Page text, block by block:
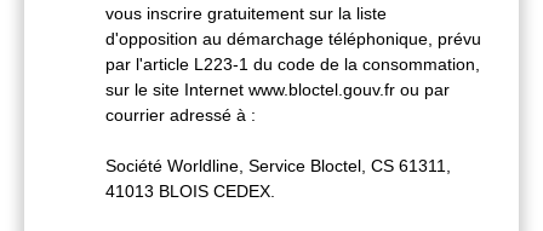
vous inscrire gratuitement sur la liste
d'opposition au démarchage téléphonique, prévu
par l'article L223-1 du code de la consommation,
sur le site Internet www.bloctel.gouv.fr ou par
courrier adressé à :
Société Worldline, Service Bloctel, CS 61311,
41013 BLOIS CEDEX.